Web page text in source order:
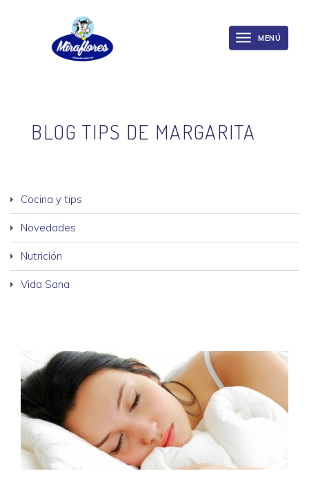
Toggle
MENÚ
BLOG TIPS DE MARGARITA
Cocina y tips
Novedades
Nutrición
Vida Sana